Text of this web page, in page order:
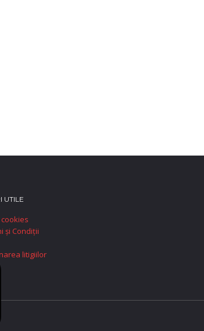
UTILE
și Condiții
litigiilor